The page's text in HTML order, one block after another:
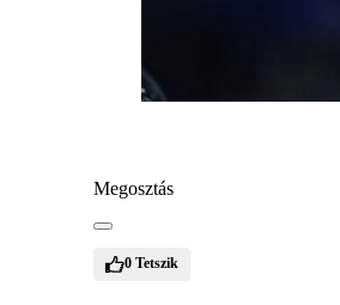
Megosztás
0 Tetszik